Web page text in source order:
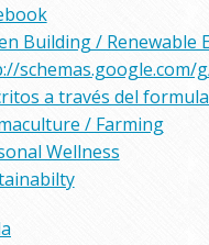
Building / Renewable
schemas.google.com/
a través del
/ Farming
Wellness